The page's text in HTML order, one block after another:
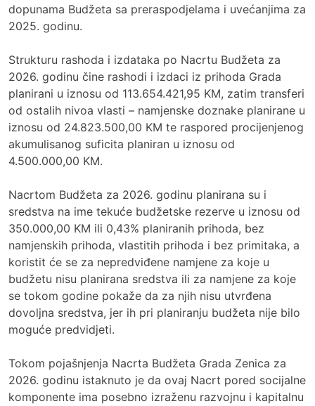
dopunama Budžeta sa preraspodjelama i uvećanjima za
2025. godinu.
Strukturu rashoda i izdataka po Nacrtu Budžeta za
2026. godinu čine rashodi i izdaci iz prihoda Grada
planirani u iznosu od 113.654.421,95 KM, zatim transferi
od ostalih nivoa vlasti – namjenske doznake planirane u
iznosu od 24.823.500,00 KM te raspored procijenjenog
akumulisanog suficita planiran u iznosu od
4.500.000,00 KM.
Nacrtom Budžeta za 2026. godinu planirana su i
sredstva na ime tekuće budžetske rezerve u iznosu od
350.000,00 KM ili 0,43% planiranih prihoda, bez
namjenskih prihoda, vlastitih prihoda i bez primitaka, a
koristit će se za nepredviđene namjene za koje u
budžetu nisu planirana sredstva ili za namjene za koje
se tokom godine pokaže da za njih nisu utvrđena
dovoljna sredstva, jer ih pri planiranju budžeta nije bilo
moguće predvidjeti.
Tokom pojašnjenja Nacrta Budžeta Grada Zenica za
2026. godinu istaknuto je da ovaj Nacrt pored socijalne
komponente ima posebno izraženu razvojnu i kapitalnu